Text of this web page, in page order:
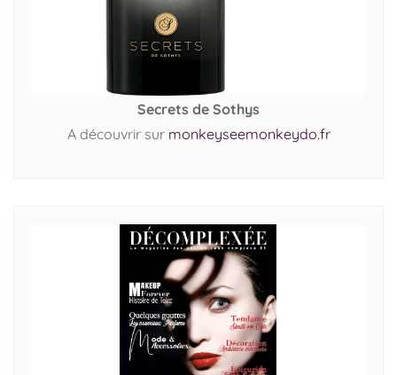
Secrets de Sothys
A découvrir sur monkeyseemonkeydo.fr